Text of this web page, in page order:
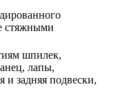
стяжными
шпилек,
лапы,
и задняя подвески,